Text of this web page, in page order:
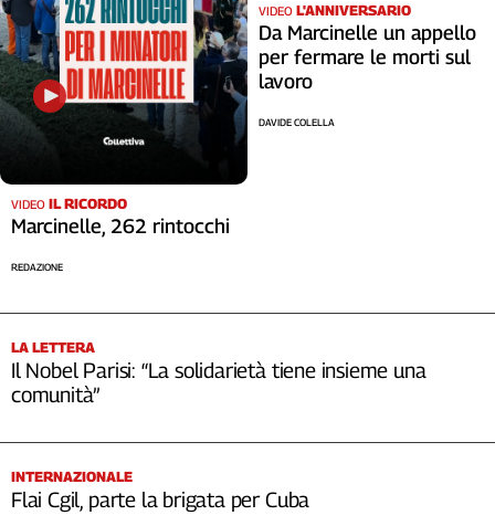
VIDEO IL RICORDO
Marcinelle, 262 rintocchi
REDAZIONE
VIDEO L'ANNIVERSARIO
Da Marcinelle un appello
per fermare le morti sul
lavoro
DAVIDE COLELLA
LA LETTERA
Il Nobel Parisi: “La solidarietà tiene insieme una
comunità”
INTERNAZIONALE
Flai Cgil, parte la brigata per Cuba